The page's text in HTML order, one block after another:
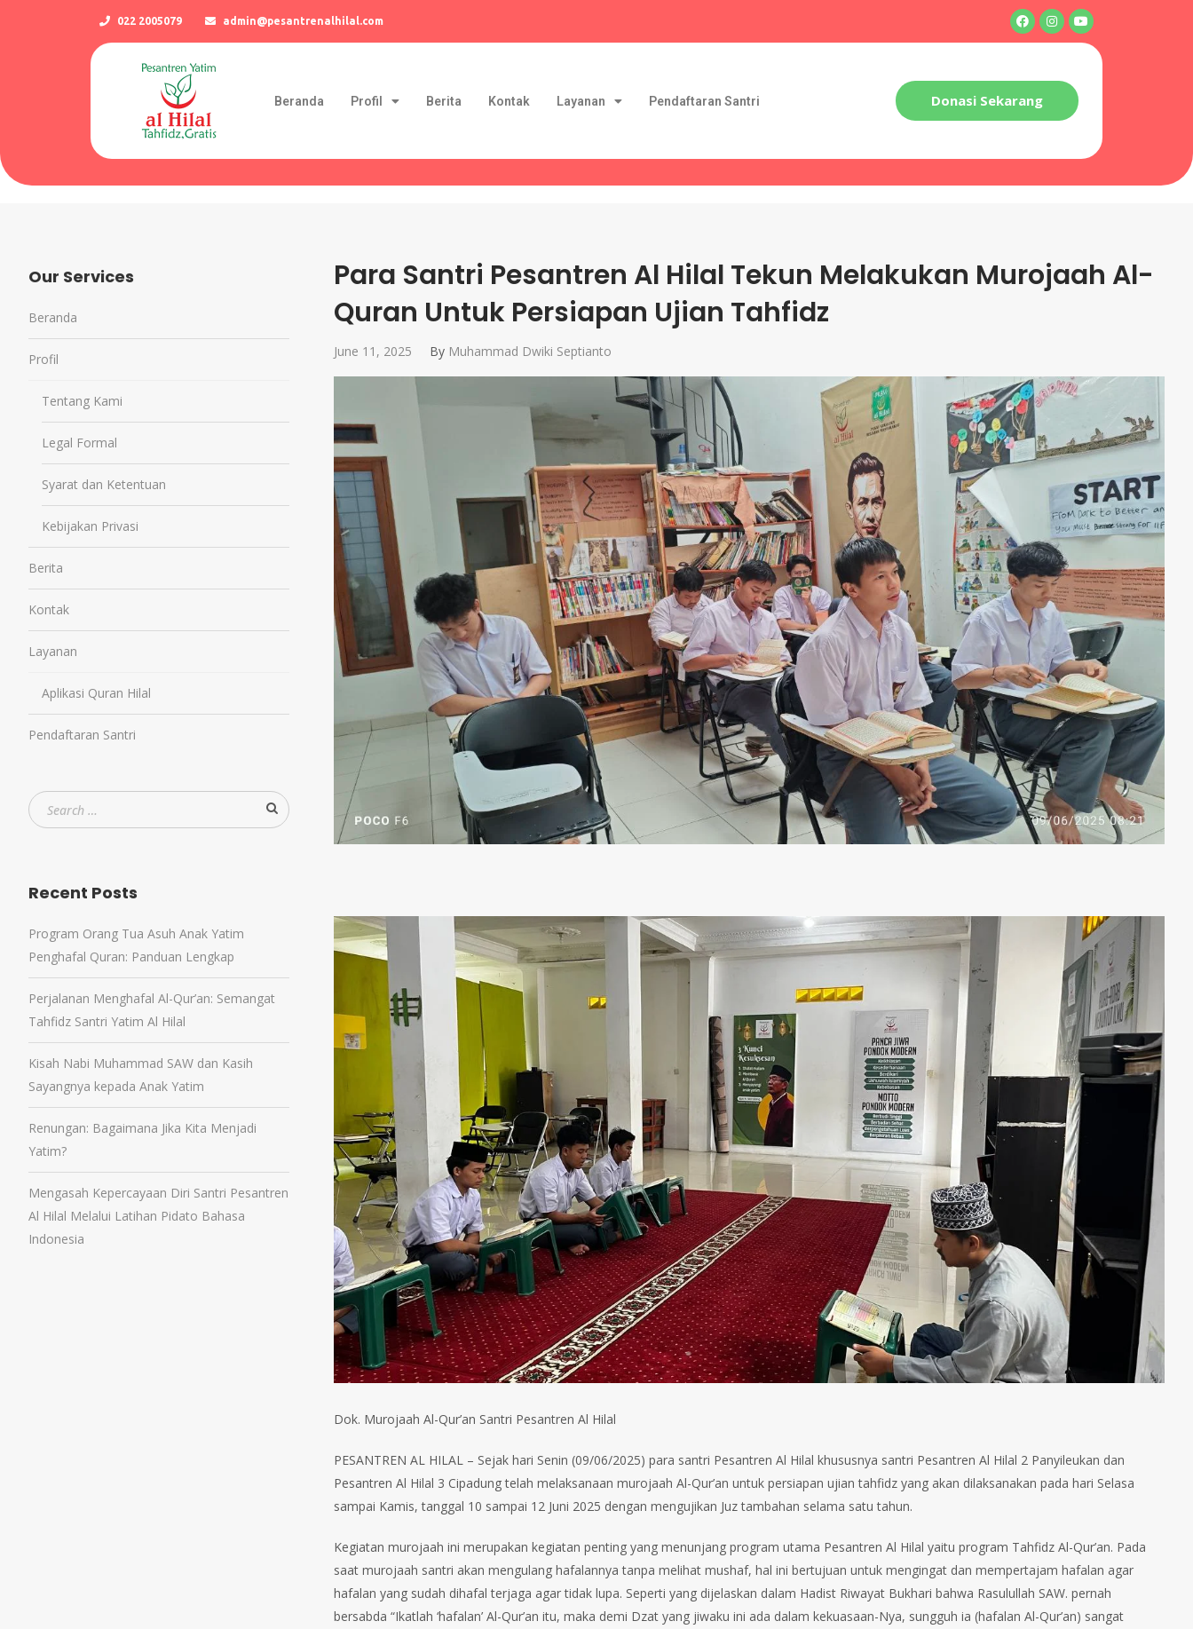
022 2005079 admin@pesantrenalhilal.com
Beranda Profil Berita Kontak Layanan Pendaftaran Santri Donasi Sekarang
Para Santri Pesantren Al Hilal Tekun Melakukan Murojaah Al-
Quran Untuk Persiapan Ujian Tahfidz
June 11, 2025 By Muhammad Dwiki Septianto
Dok. Murojaah Al-Qur’an Santri Pesantren Al Hilal
PESANTREN AL HILAL – Sejak hari Senin (09/06/2025) para santri Pesantren Al Hilal khususnya santri Pesantren Al Hilal 2 Panyileukan dan
Pesantren Al Hilal 3 Cipadung telah melaksanaan murojaah Al-Qur’an untuk persiapan ujian tahfidz yang akan dilaksanakan pada hari Selasa
sampai Kamis, tanggal 10 sampai 12 Juni 2025 dengan mengujikan Juz tambahan selama satu tahun.
Kegiatan murojaah ini merupakan kegiatan penting yang menunjang program utama Pesantren Al Hilal yaitu program Tahfidz Al-Qur’an. Pada
saat murojaah santri akan mengulang hafalannya tanpa melihat mushaf, hal ini bertujuan untuk mengingat dan mempertajam hafalan agar
hafalan yang sudah dihafal terjaga agar tidak lupa. Seperti yang dijelaskan dalam Hadist Riwayat Bukhari bahwa Rasulullah SAW. pernah
bersabda “Ikatlah ‘hafalan’ Al-Qur’an itu, maka demi Dzat yang jiwaku ini ada dalam kekuasaan-Nya, sungguh ia (hafalan Al-Qur’an) sangat
Our Services
Beranda
Profil
Tentang Kami
Legal Formal
Syarat dan Ketentuan
Kebijakan Privasi
Berita
Kontak
Layanan
Aplikasi Quran Hilal
Pendaftaran Santri
Recent Posts
Program Orang Tua Asuh Anak Yatim
Penghafal Quran: Panduan Lengkap
Perjalanan Menghafal Al-Qur’an: Semangat
Tahfidz Santri Yatim Al Hilal
Kisah Nabi Muhammad SAW dan Kasih
Sayangnya kepada Anak Yatim
Renungan: Bagaimana Jika Kita Menjadi
Yatim?
Mengasah Kepercayaan Diri Santri Pesantren
Al Hilal Melalui Latihan Pidato Bahasa
Indonesia